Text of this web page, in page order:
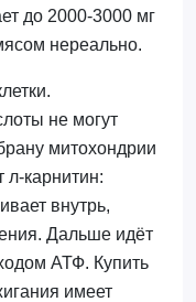
до 2000-3000 мг
нереально.
не могут
митохондрии
л-карнитин:
внутрь,
Дальше идёт
АТФ. Купить
имеет